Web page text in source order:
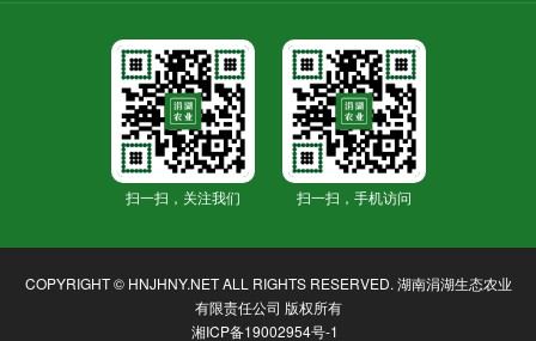
扫一扫，关注我们 扫一扫，手机访问
COPYRIGHT © HNJHNY.NET ALL RIGHTS RESERVED. 湖南涓湖生态农业
有限责任公司 版权所有
湘ICP备19002954号-1